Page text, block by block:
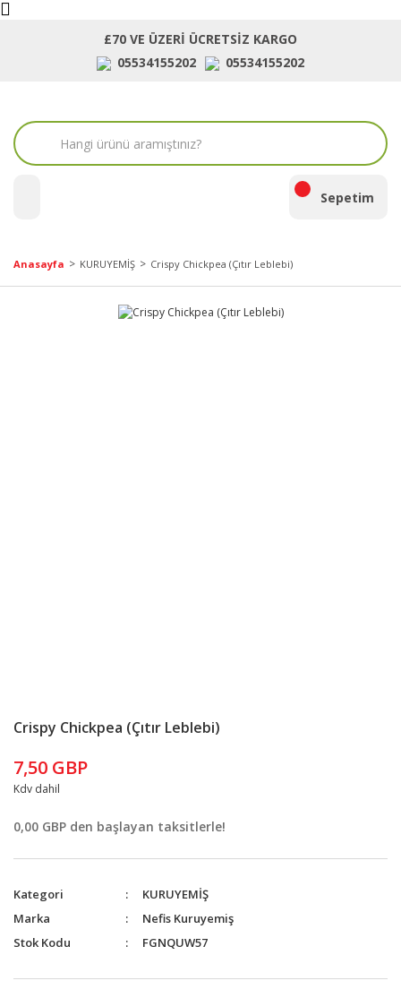
£70 VE ÜZERİ ÜCRETSİZ KARGO
05534155202
05534155202
Sepetim
Anasayfa KURUYEMİŞ Crispy Chickpea (Çıtır Leblebi)
Crispy Chickpea (Çıtır Leblebi)
7,50 GBP
Kdv dahil
0,00 GBP den başlayan taksitlerle!
Kategori
KURUYEMİŞ
Marka
Nefis Kuruyemiş
Stok Kodu
FGNQUW57